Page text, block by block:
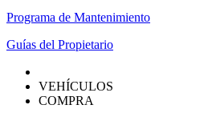
Programa de Mantenimiento
Guías del Propietario
VEHÍCULOS
COMPRA